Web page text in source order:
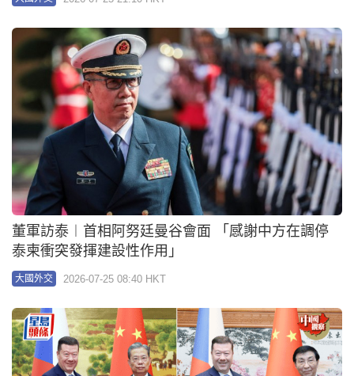
董軍訪泰︱首相阿努廷曼谷會面 「感謝中方在調停
泰柬衝突發揮建設性作用」
大國外交 2026-07-25 08:40 HKT